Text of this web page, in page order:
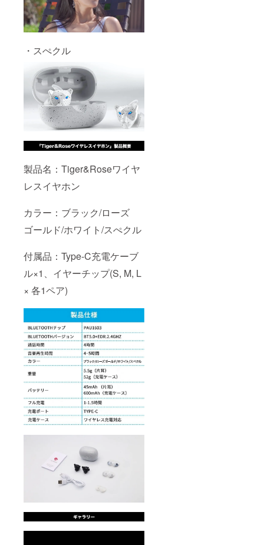
・スぺクル
製品名：Tiger&Roseワイヤ
レスイヤホン
カラー：ブラック/ローズ
ゴールド/ホワイト/スぺクル
付属品：Type-C充電ケーブ
ル×1、イヤーチップ(S, M, L
× 各1ペア)